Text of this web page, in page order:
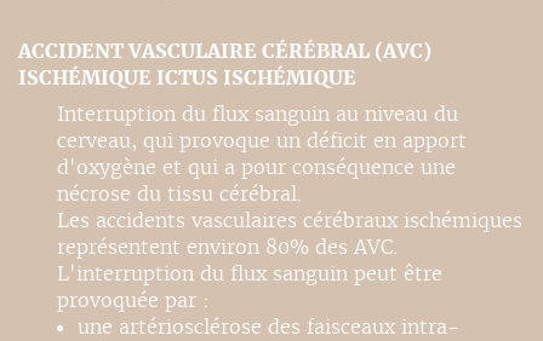
ACCIDENT VASCULAIRE CÉRÉBRAL (AVC)
ISCHÉMIQUE ICTUS ISCHÉMIQUE
Interruption du flux sanguin au niveau du
cerveau, qui provoque un déficit en apport
d'oxygène et qui a pour conséquence une
nécrose du tissu cérébral.
Les accidents vasculaires cérébraux ischémiques
représentent environ 80% des AVC.
L'interruption du flux sanguin peut être
provoquée par :
une artériosclérose des faisceaux intra-